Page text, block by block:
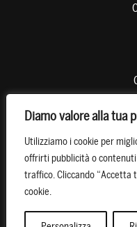
Diamo valore alla tua
Utilizziamo i cookie per
offrirti pubblicità o
traffico. Cliccando “Accetta
cookie.